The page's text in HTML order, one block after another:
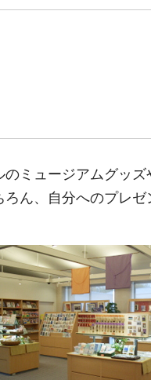
ミュージアムグッズ
ん、自分へのプレ